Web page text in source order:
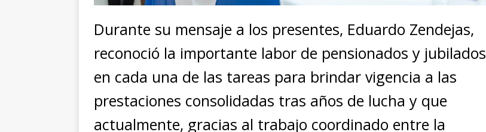
Durante su mensaje a los presentes, Eduardo Zendejas,
reconoció la importante labor de pensionados y jubilados
en cada una de las tareas para brindar vigencia a las
prestaciones consolidadas tras años de lucha y que
actualmente, gracias al trabajo coordinado entre la